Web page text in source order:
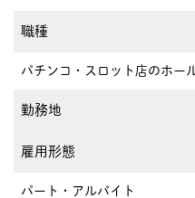
職種
パチンコ・スロット店のホー
勤務地
雇用形態
パート・アルバイト